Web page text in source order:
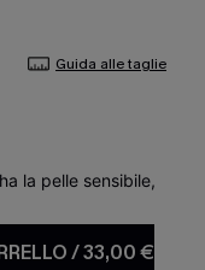
Guida alle taglie
la pelle sensibile,
/33,00 €